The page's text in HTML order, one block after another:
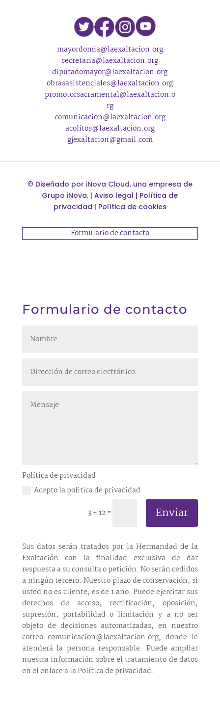
mayordomia@laexaltacion.org
secretaria@laexaltacion.org
diputadomayor@laexaltacion.org
obrasasistenciales@laexaltacion.org
promotorsacramental@laexaltacion.o
rg
comunicacion@laexaltacion.org
acolitos@laexaltacion.org
gjexaltacion@gmail.com
© Diseñado por iNova Cloud, una empresa de
Grupo iNova. |Aviso legal | Política de
privacidad | Política de cookies
Formulario de contacto
Formulario de contacto
Política de privacidad
Acepto la politica de privacidad
3 + 12= Enviar
Sus datos serán tratados por la Hermandad de la
Exaltación con la finalidad exclusiva de dar
respuesta a su consulta o petición. No serán cedidos
a ningún tercero. Nuestro plazo de conservación, si
usted no es cliente, es de 1 año. Puede ejercitar sus
derechos de acceso, rectificación, oposición,
supresión, portabilidad o limitación y a no ser
objeto de decisiones automatizadas, en nuestro
correo comunicacion@laexaltacion.org, donde le
atenderá la persona responsable. Puede ampliar
nuestra información sobre el tratamiento de datos
en el enlace a la Política de privacidad.